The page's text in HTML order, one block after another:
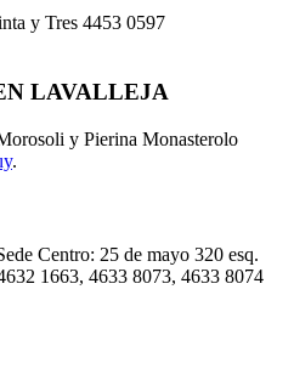
y Tres 4453 0597
LAVALLEJA
y Pierina Monasterolo
.
Centro: 25 de mayo 320 esq.
1663, 4633 8073, 4633 8074